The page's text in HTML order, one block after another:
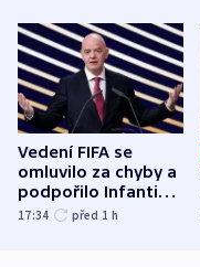
Vedení FIFA se
omluvilo za chyby a
podpořilo Infantina.
UEFA trvá na
17:34 před 1 h